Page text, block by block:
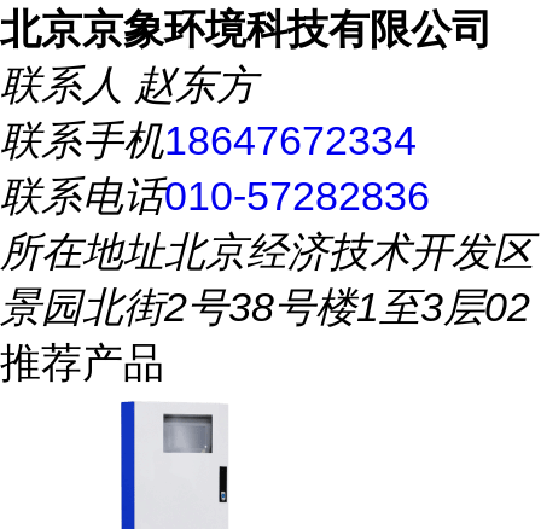
北京京象环境科技有限公司
联系人 赵东方
联系手机18647672334
联系电话010-57282836
所在地址北京经济技术开发区
景园北街2号38号楼1至3层02
推荐产品